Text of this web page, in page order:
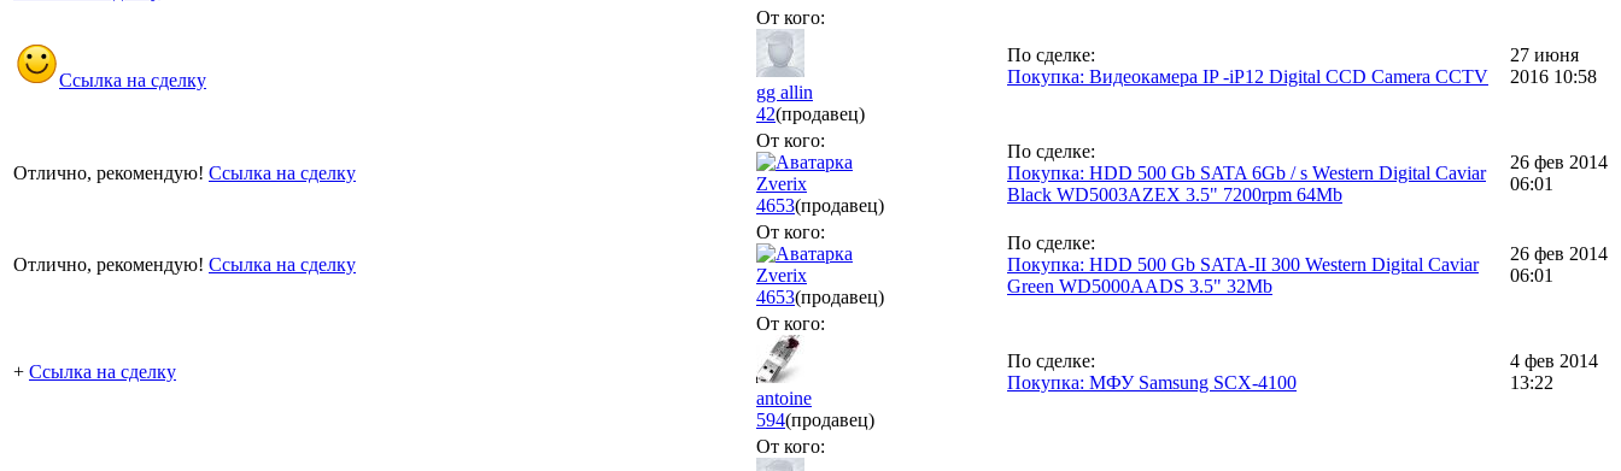
Ссылка на сделку
От кого:
gg allin
42(продавец)
По сделке:
Покупка: Видеокамера IP -iP12 Digital CCD Camera CCTV
27 июня
2016 10:58
Отлично, рекомендую! Ссылка на сделку
От кого:
Zverix
4653(продавец)
По сделке:
Покупка: HDD 500 Gb SATA 6Gb / s Western Digital Caviar
Black WD5003AZEX 3.5" 7200rpm 64Mb
26 фев 2014
06:01
Отлично, рекомендую! Ссылка на сделку
От кого:
Zverix
4653(продавец)
По сделке:
Покупка: HDD 500 Gb SATA-II 300 Western Digital Caviar
Green WD5000AADS 3.5" 32Mb
26 фев 2014
06:01
+ Ссылка на сделку
От кого:
antoine
594(продавец)
По сделке:
Покупка: МФУ Samsung SCX-4100
4 фев 2014
13:22
От кого: